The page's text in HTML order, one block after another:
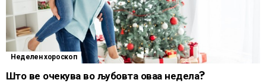
Неделен хороскоп
Што ве очекува во љубовта оваа недела?